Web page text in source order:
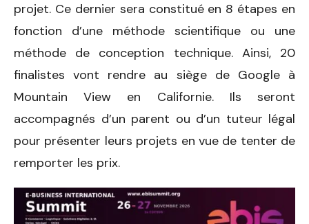
projet. Ce dernier sera constitué en 8 étapes en
fonction d’une méthode scientifique ou une
méthode de conception technique. Ainsi, 20
finalistes vont rendre au siège de Google à
Mountain View en Californie. Ils seront
accompagnés d’un parent ou d’un tuteur légal
pour présenter leurs projets en vue de tenter de
remporter les prix.